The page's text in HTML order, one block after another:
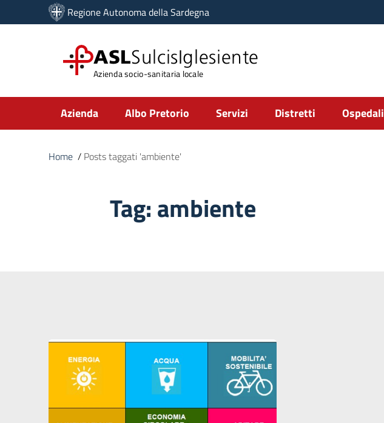
Vai ai contenuti
Vai al menu di navigazione
Regione Autonoma della Sardegna
ASLSulcisIglesiente
Azienda socio-sanitaria locale
Submenu
Azienda Albo Pretorio Servizi Distretti Ospedali
Home / Posts taggati 'ambiente'
Tag:ambiente